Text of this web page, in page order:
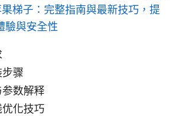
果梯子：完整指南與最新技巧，提
驗與安全性
骤
数解释
化技巧